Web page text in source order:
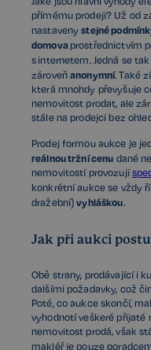
přímému prodeji? Už od
nastavenystejné
domova prostřednictvím
s internetem. Jedná se
zároveňanonymní. Také
která mnohdy převyšuje
nemovitost prodat, ale
stále na prodejci bez
Prodej formou aukce je
reálnou tržní cenu dané
nemovitostí provozují
konkrétní aukce se vždy
dražební)vyhláškou.
Jak při aukci
Obě strany, prodávající i
dalšími požadavky, což
Poté, co aukce skončí,
vyhodnotí veškeré přijaté
nemovitost prodá, však
makléř je pouze